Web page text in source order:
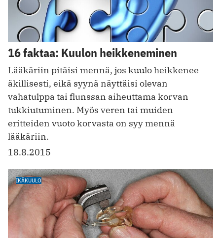
16 faktaa: Kuulon heikkeneminen
Lääkäriin pitäisi mennä, jos kuulo heikkenee
äkillisesti, eikä syynä näyttäisi olevan
vahatulppa tai flunssan aiheuttama korvan
tukkiutuminen. Myös veren tai muiden
eritteiden vuoto korvasta on syy mennä
lääkäriin.
18.8.2015
IKÄKUULO